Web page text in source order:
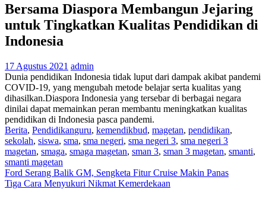
Bersama Diaspora Membangun Jejaring
untuk Tingkatkan Kualitas Pendidikan di
Indonesia
17 Agustus 2021 admin
Dunia pendidikan Indonesia tidak luput dari dampak akibat pandemi
COVID-19, yang mengubah metode belajar serta kualitas yang
dihasilkan.Diaspora Indonesia yang tersebar di berbagai negara
dinilai dapat memainkan peran membantu meningkatkan kualitas
pendidikan di Indonesia pasca pandemi.
Berita, Pendidikanguru, kemendikbud, magetan, pendidikan,
sekolah, siswa, sma, sma negeri, sma negeri 3, sma negeri 3
magetan, smaga, smaga magetan, sman 3, sman 3 magetan, smanti,
smanti magetan
Navigasi
pos
Ford Serang Balik GM, Sengketa Fitur Cruise Makin Panas
Tiga Cara Menyukuri Nikmat Kemerdekaan